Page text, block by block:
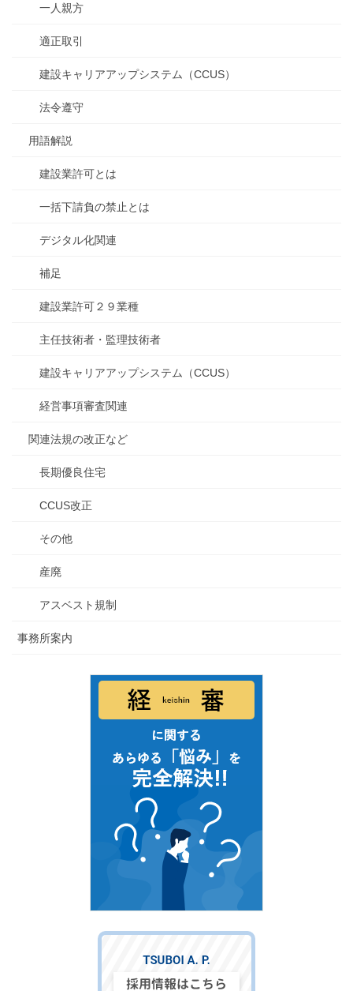
一人親方
適正取引
建設キャリアアップシステム（CCUS）
法令遵守
用語解説
建設業許可とは
一括下請負の禁止とは
デジタル化関連
補足
建設業許可２９業種
主任技術者・監理技術者
建設キャリアアップシステム（CCUS）
経営事項審査関連
関連法規の改正など
長期優良住宅
CCUS改正
その他
産廃
アスベスト規制
事務所案内